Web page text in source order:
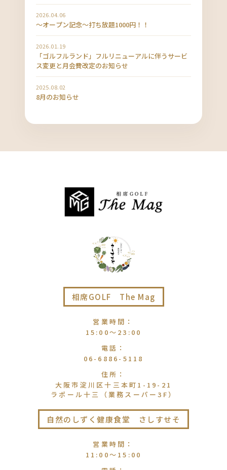
2026.04.06
〜オープン記念〜打ち放題1000円！！
2026.01.19
「ゴルフルランド」フルリニューアルに伴うサービ
ス変更と月会費改定のお知らせ
2025.08.02
8月のお知らせ
相席GOLF The Mag
営業時間 ：
15:00〜23:00
電話 ：
06-6886-5118
住所 ：
大阪市淀川区十三本町1-19-21
ラポール十三（業務スーパー3F）
自然のしずく健康食堂 さしすせそ
営業時間 ：
11:00〜15:00